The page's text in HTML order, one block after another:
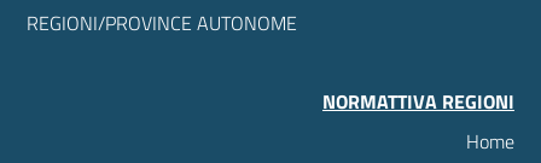
REGIONI/PROVINCE AUTONOME
NORMATTIVA REGIONI
Home